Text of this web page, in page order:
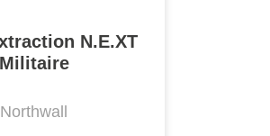
N.E.XT
Militaire
Northwall